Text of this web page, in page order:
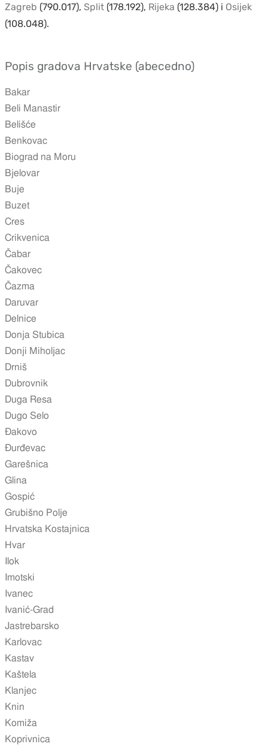
Zagreb (790.017), Split (178.192), Rijeka (128.384) i Osijek
(108.048).
Popis gradova Hrvatske (abecedno)
Bakar
Beli Manastir
Belišće
Benkovac
Biograd na Moru
Bjelovar
Buje
Buzet
Cres
Crikvenica
Čabar
Čakovec
Čazma
Daruvar
Delnice
Donja Stubica
Donji Miholjac
Drniš
Dubrovnik
Duga Resa
Dugo Selo
Đakovo
Đurđevac
Garešnica
Glina
Gospić
Grubišno Polje
Hrvatska Kostajnica
Hvar
Ilok
Imotski
Ivanec
Ivanić-Grad
Jastrebarsko
Karlovac
Kastav
Kaštela
Klanjec
Knin
Komiža
Koprivnica